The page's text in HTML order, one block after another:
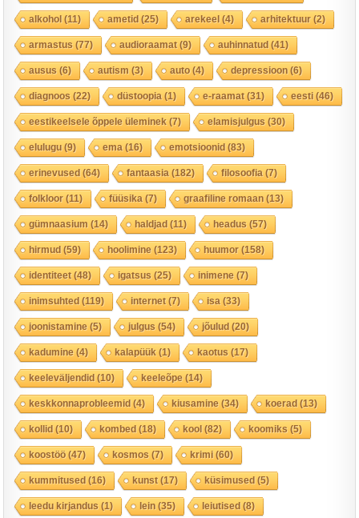
alkohol(11) ametid(25) arekeel(4) arhitektuur(2)
armastus (77) audioraamat(9) auhinnatud(41)
ausus (6) autism (3) auto(4) depressioon(6)
diagnoos (22) düstoopia (1) e-raamat(31) eesti(46)
eestikeelsele õppele üleminek (7) elamisjulgus (30)
elulugu(9) ema (16) emotsioonid(83)
erinevused(64) fantaasia (182) filosoofia (7)
folkloor(11) füüsika (7) graafiline romaan(13)
gümnaasium (14) haldjad(11) headus (57)
hirmud(59) hoolimine (123) huumor(158)
identiteet(48) igatsus (25) inimene (7)
inimsuhted(119) internet(7) isa (33)
joonistamine (5) julgus (54) jõulud(20)
kadumine (4) kalapüük (1) kaotus (17)
keeleväljendid(10) keeleõpe (14)
keskkonnaprobleemid(4) kiusamine (34) koerad(13)
kollid(10) kombed(18) kool(82) koomiks (5)
koostöö(47) kosmos (7) krimi(60)
kummitused(16) kunst(17) küsimused(5)
leedu kirjandus (1) lein(35) leiutised(8)